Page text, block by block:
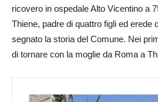
ricovero in ospedale Alto Vicentino a
Thiene, padre di quattro figli ed erede
segnato la storia del Comune. Nei
di tornare con la moglie da Roma a